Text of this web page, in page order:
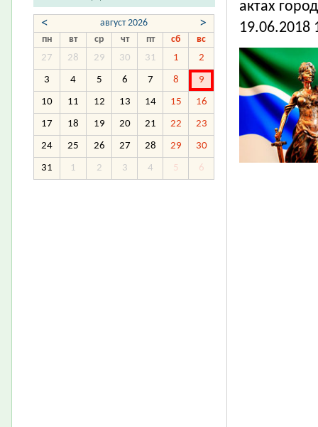
актах
19.06.2018
< август 2026 >
пн вт ср чт пт сб
вс
27
28 29 30 31 1 2
3 4 5 6 7 8 9
10 11 12 13 14 15 16
17 18 19 20 21 22 23
24 25 26 27 28 29 30
31 1 2 3 4 5 6